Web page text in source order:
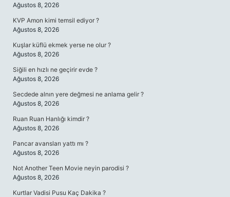
Ağustos 8, 2026
KVP Amon kimi temsil ediyor ?
Ağustos 8, 2026
Kuşlar küflü ekmek yerse ne olur ?
Ağustos 8, 2026
Siğili en hızlı ne geçirir evde ?
Ağustos 8, 2026
Secdede alnın yere değmesi ne anlama gelir ?
Ağustos 8, 2026
Ruan Ruan Hanlığı kimdir ?
Ağustos 8, 2026
Pancar avansları yattı mı ?
Ağustos 8, 2026
Not Another Teen Movie neyin parodisi ?
Ağustos 8, 2026
Kurtlar Vadisi Pusu Kaç Dakika ?